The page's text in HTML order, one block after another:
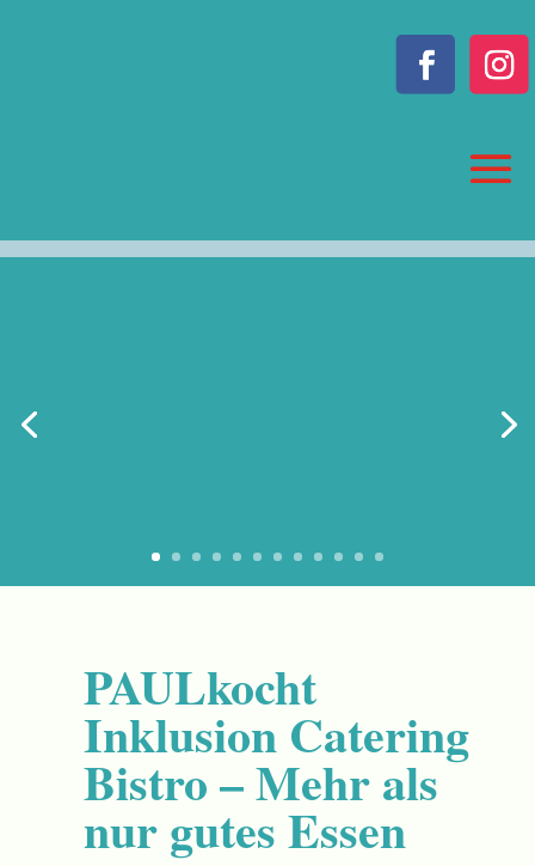
PAULkocht
Inklusion Catering
Bistro – Mehr als
nur gutes Essen